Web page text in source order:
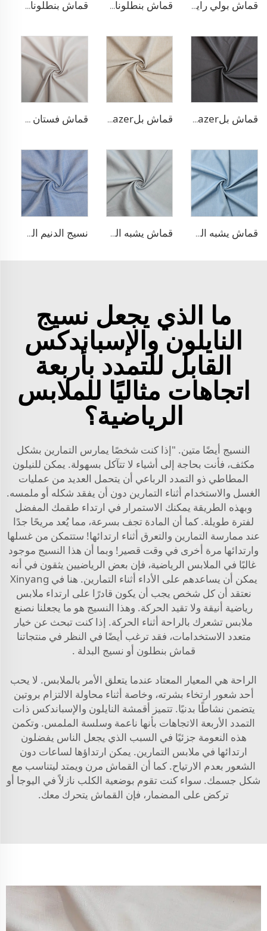
قماش بولي رايون مطاطي للبناطلين قماش بنطلونات TR قابل للتمدد بأربعة اتجاهات قماش بنطلونات بأسلوب التريكو من مادة TR
قماش بلazer مطاطي من مادة TR قماش بلazer يشبه الكتان من مادة TR قماش فستان منسوج مزدوج من مادة TR
قماش يشبه الدنيم من مادة TR قماش يشبه الدنيم المطاطي من مادة TR نسيج الدنيم المشابه للبولي ليوسيل
ما الذي يجعل نسيج
النايلون والإسباندكس
القابل للتمدد بأربعة
اتجاهات مثاليًا للملابس
الرياضية؟
النسيج أيضًا متين. "إذا كنت شخصًا يمارس التمارين بشكل
مكثف، فأنت بحاجة إلى أشياء لا تتآكل بسهولة. يمكن للنيلون
المطاطي ذو التمدد الرباعي أن يتحمل العديد من عمليات
الغسل والاستخدام أثناء التمارين دون أن يفقد شكله أو ملمسه.
وبهذه الطريقة يمكنك الاستمرار في ارتداء طقمك المفضل
لفترة طويلة. كما أن المادة تجف بسرعة، مما يُعد مريحًا جدًا
عند ممارسة التمارين والتعرق أثناء ارتدائها! ستتمكن من غسلها
وارتدائها مرة أخرى في وقت قصير! وبما أن هذا النسيج موجود
غالبًا في الملابس الرياضية، فإن بعض الرياضيين يثقون في أنه
يمكن أن يساعدهم على الأداء أثناء التمارين. هنا في Xinyang
نعتقد أن كل شخص يجب أن يكون قادرًا على ارتداء ملابس
رياضية أنيقة ولا تقيد الحركة. وهذا النسيج هو ما يجعلنا نصنع
ملابس تشعرك بالراحة أثناء الحركة. إذا كنت تبحث عن خيار
متعدد الاستخدامات، فقد ترغب أيضًا في النظر في منتجاتنا
قماش بنطلون أو نسيج البدلة .
الراحة هي المعيار المعتاد عندما يتعلق الأمر بالملابس. لا يحب
أحد شعور ارتخاء بشرته، وخاصة أثناء محاولة الالتزام بروتين
يتضمن نشاطًا بدنيًا. تتميز أقمشة النايلون والإسباندكس ذات
التمدد الأربعة الاتجاهات بأنها ناعمة وسلسة الملمس. وتكمن
هذه النعومة جزئيًا في السبب الذي يجعل الناس يفضلون
ارتدائها في ملابس التمارين. يمكن ارتداؤها لساعات دون
الشعور بعدم الارتياح. كما أن القماش مرن ويمتد ليتناسب مع
شكل جسمك. سواء كنت تقوم بوضعية الكلب نازلاً في اليوجا أو
تركض على المضمار، فإن القماش يتحرك معك.